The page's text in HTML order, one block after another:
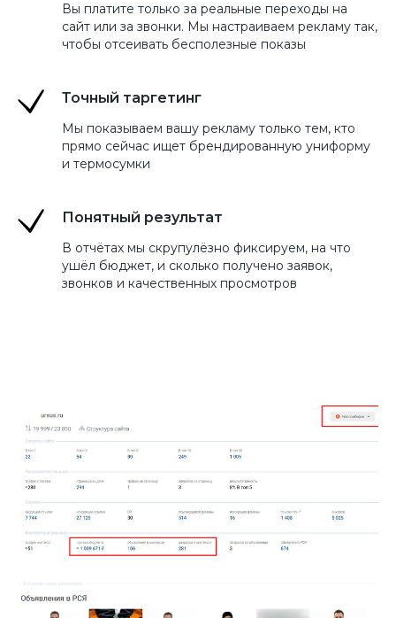
Вы платите только за реальные переходы на
сайт или за звонки. Мы настраиваем рекламу так,
чтобы отсеивать бесполезные показы
Точный таргетинг
Мы показываем вашу рекламу только тем, кто
прямо сейчас ищет брендированную униформу
и термосумки
Понятный результат
В отчётах мы скрупулёзно фиксируем, на что
ушёл бюджет, и сколько получено заявок,
звонков и качественных просмотров